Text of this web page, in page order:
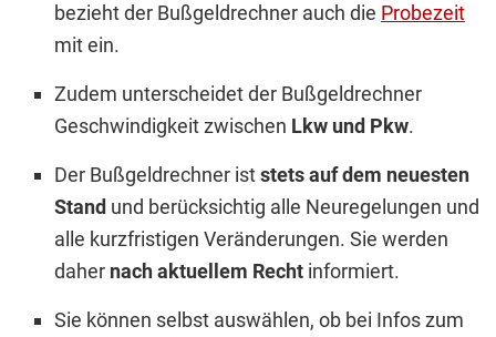
bezieht der Bußgeldrechner auch die Probezeit
mit ein.
Zudem unterscheidet der Bußgeldrechner
Geschwindigkeit zwischen Lkw und Pkw.
Der Bußgeldrechner iststets auf dem neuesten
Stand und berücksichtig alle Neuregelungen und
alle kurzfristigen Veränderungen. Sie werden
daher nach aktuellem Rechtinformiert.
Sie können selbst auswählen, ob bei Infos zum